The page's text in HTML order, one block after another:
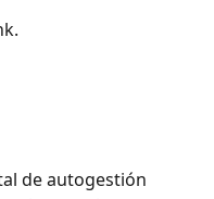
de autogestión